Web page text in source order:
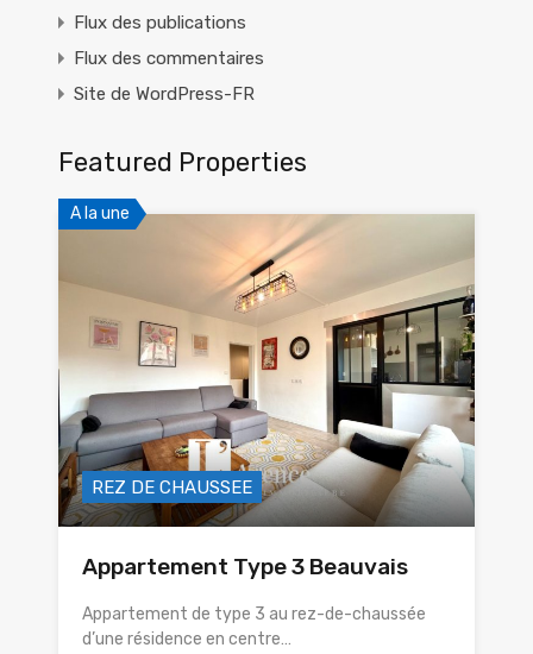
Flux des publications
Flux des commentaires
Site de WordPress-FR
Featured Properties
A la une
REZ DE CHAUSSEE
Appartement Type 3 Beauvais
Appartement de type 3 au rez-de-chaussée
d’une résidence en centre…